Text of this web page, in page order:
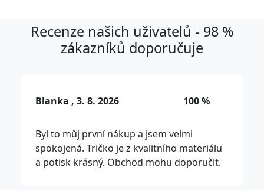
Recenze našich uživatelů - 98 %
zákazníků doporučuje
Blanka , 3. 8. 2026 100 %
Byl to můj první nákup a jsem velmi
spokojená. Tričko je z kvalitního materiálu
a potisk krásný. Obchod mohu doporučit.